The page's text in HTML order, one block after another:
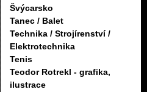
Švýcarsko
Tanec / Balet
Technika / Strojírenství /
Elektrotechnika
Tenis
Teodor Rotrekl - grafika,
ilustrace